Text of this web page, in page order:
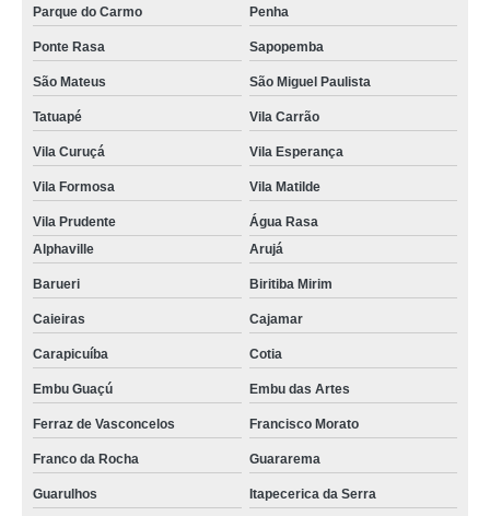
Parque do Carmo Penha
Ponte Rasa Sapopemba
São Mateus São Miguel Paulista
Tatuapé Vila Carrão
Vila Curuçá Vila Esperança
Vila Formosa Vila Matilde
Vila Prudente
Água Rasa
Alphaville
Arujá
Barueri Biritiba Mirim
Caieiras Cajamar
Carapicuíba Cotia
Embu Guaçú Embu das Artes
Ferraz de Vasconcelos Francisco Morato
Franco da Rocha Guararema
Guarulhos Itapecerica da Serra